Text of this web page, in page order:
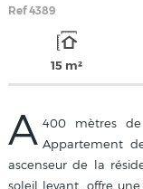
Ref4389
15 m²
A 400 mètres
Appartement
ascenseur de la
soleil levant, offre